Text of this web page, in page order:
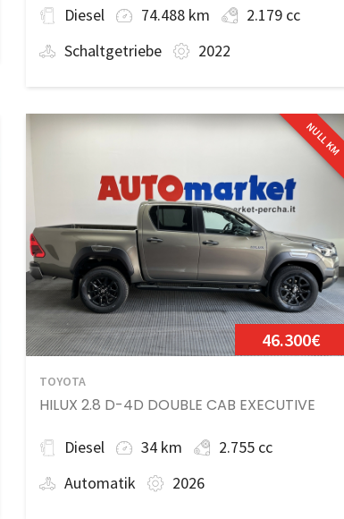
Diesel 74.488 km
2.179 cc
Schaltgetriebe
2022
NULL KM
46.300€
TOYOTA
HILUX 2.8 D-4D DOUBLE CAB EXECUTIVE
Diesel 34 km
2.755 cc
Automatik
2026